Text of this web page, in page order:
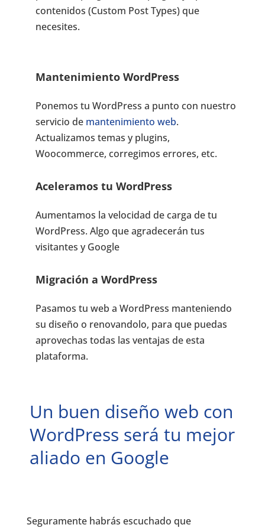
contenidos (Custom Post Types) que
necesites.
Mantenimiento WordPress
Ponemos tu WordPress a punto con nuestro
servicio de mantenimiento web.
Actualizamos temas y plugins,
Woocommerce, corregimos errores, etc.
Aceleramos tu WordPress
Aumentamos la velocidad de carga de tu
WordPress. Algo que agradecerán tus
visitantes y Google
Migración a WordPress
Pasamos tu web a WordPress manteniendo
su diseño o renovandolo, para que puedas
aprovechas todas las ventajas de esta
plataforma.
Un buen diseño web con
WordPress será tu mejor
aliado en Google
Seguramente habrás escuchado que